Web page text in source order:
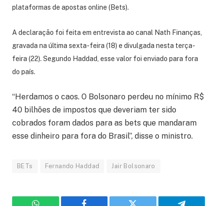
plataformas de apostas online (Bets).
A declaração foi feita em entrevista ao canal Nath Finanças,
gravada na última sexta-feira (18) e divulgada nesta terça-
feira (22). Segundo Haddad, esse valor foi enviado para fora
do país.
“Herdamos o caos. O Bolsonaro perdeu no mínimo R$
40 bilhões de impostos que deveriam ter sido
cobrados foram dados para as bets que mandaram
esse dinheiro para fora do Brasil”, disse o ministro.
BETs Fernando Haddad Jair Bolsonaro